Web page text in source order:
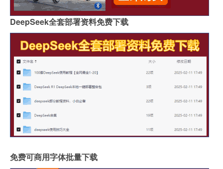
DeepSeek全套部署资料免费下载
免费可商用字体批量下载